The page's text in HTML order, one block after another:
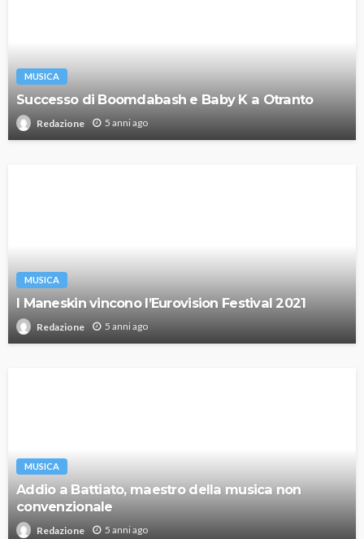
MUSICA
Successo di Boomdabash e Baby K a Otranto
Redazione 5 anni ago
MUSICA
I Maneskin vincono l’Eurovision Festival 2021
Redazione 5 anni ago
MUSICA
Addio a Battiato, maestro della musica non
convenzionale
Redazione 5 anni ago